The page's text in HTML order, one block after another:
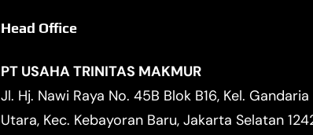
Head Office
PT USAHA TRINITAS MAKMUR
Jl. Hj. Nawi Raya No. 45B Blok B16, Kel. Gandaria
Utara, Kec. Kebayoran Baru, Jakarta Selatan